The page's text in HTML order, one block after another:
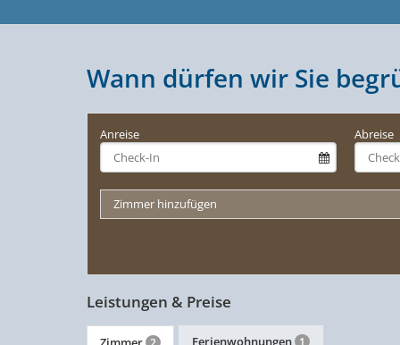
Wann dürfen wir Sie
Anreise Abreise
Zimmer hinzufügen
Leistungen & Preise
Ferienwohnungen